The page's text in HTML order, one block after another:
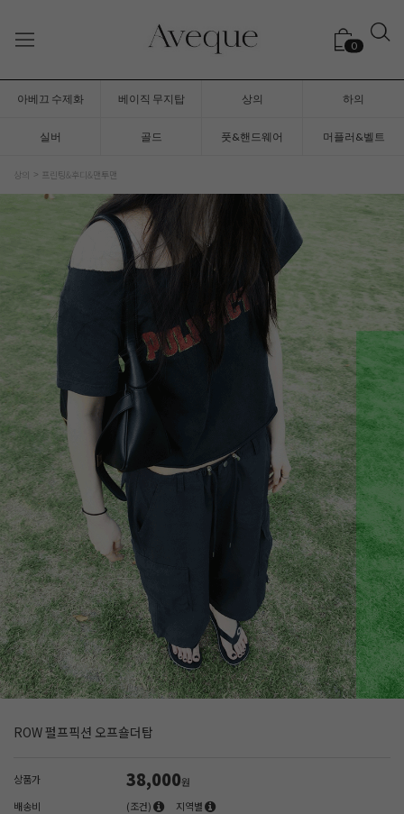
0
아베끄 수제화 베이직 무지탑 상의 하의
실버 골드 풋&핸드웨어 머플러&벨트
상의 프린팅&후디&맨투맨
ROW 펄프픽션 오프숄더탑
상품가 38,000원
배송비
(조건) 지역별